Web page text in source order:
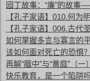
园丁故事：“廉”的故事
【孔子家语】010.何为
【孔子家语】006.古代
如何掌握多言与寡言的
该如何面对死亡的恐惧？
再解“膻中”与“黄庭”（一）
快乐教育，是一个陷阱吗